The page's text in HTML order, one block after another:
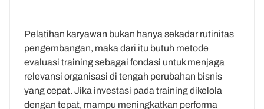
Pelatihan karyawan bukan hanya sekadar rutinitas
pengembangan, maka dari itu butuh metode
evaluasi training sebagai fondasi untuk menjaga
relevansi organisasi di tengah perubahan bisnis
yang cepat. Jika investasi pada training dikelola
dengan tepat, mampu meningkatkan performa